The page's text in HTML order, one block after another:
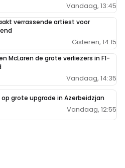
Vandaag, 13:45
verrassende artiest voor
Gisteren, 14:15
McLaren de grote verliezers in F1-
Vandaag, 14:35
op grote upgrade in Azerbeidzjan
Vandaag, 12:55